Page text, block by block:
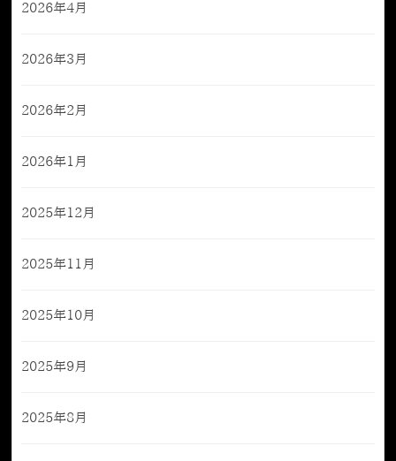
2026年4月
2026年3月
2026年2月
2026年1月
2025年12月
2025年11月
2025年10月
2025年9月
2025年8月